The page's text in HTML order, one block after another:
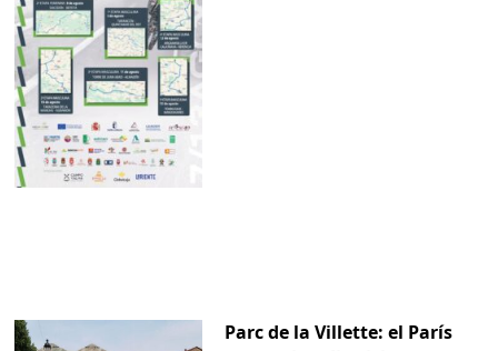
Parc de la Villette: el París